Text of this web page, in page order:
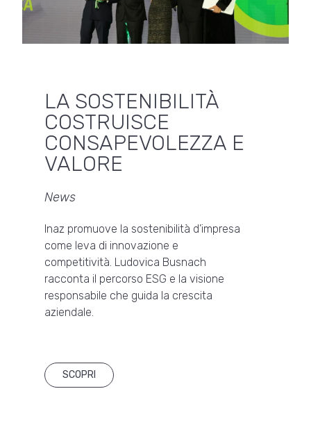
LA SOSTENIBILITÀ
COSTRUISCE
CONSAPEVOLEZZA E
VALORE
News
Inaz promuove la sostenibilità d’impresa
come leva di innovazione e
competitività. Ludovica Busnach
racconta il percorso ESG e la visione
responsabile che guida la crescita
aziendale.
SCOPRI